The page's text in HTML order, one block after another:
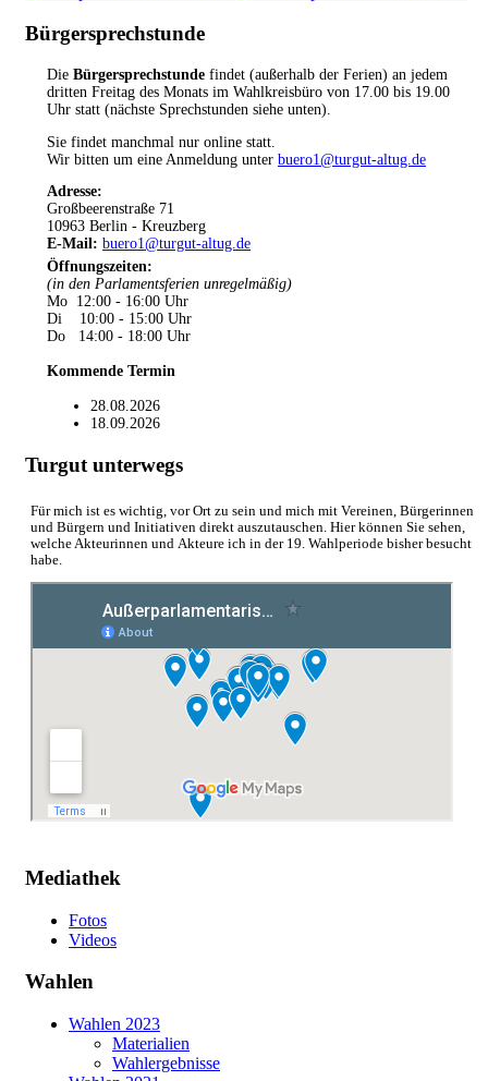
Bürgersprechstunde
Die Bürgersprechstunde findet (außerhalb der Ferien) an jedem
dritten Freitag des Monats im Wahlkreisbüro von 17.00 bis 19.00
Uhr statt (nächste Sprechstunden siehe unten).
Sie findet manchmal nur online statt.
Wir bitten um eine Anmeldung unter buero1@turgut-altug.de
Adresse:
Großbeerenstraße 71
10963 Berlin - Kreuzberg
E-Mail: buero1@turgut-altug.de
Öffnungszeiten:
(in den Parlamentsferien unregelmäßig)
Mo 12:00 - 16:00 Uhr
Di 10:00 - 15:00 Uhr
Do 14:00 - 18:00 Uhr
Kommende Termin
28.08.2026
18.09.2026
Turgut unterwegs
Für mich ist es wichtig, vor Ort zu sein und mich mit Vereinen, Bürgerinnen
und Bürgern und Initiativen direkt auszutauschen. Hier können Sie sehen,
welche Akteurinnen und Akteure ich in der 19. Wahlperiode bisher besucht
habe.
Mediathek
Fotos
Videos
Wahlen
Wahlen 2023
Materialien
Wahlergebnisse